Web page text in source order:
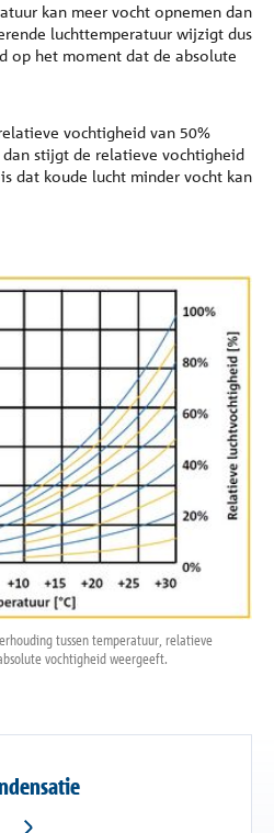
kan meer vocht opnemen dan
luchttemperatuur wijzigt dus
op het moment dat de absolute
vochtigheid van 50%
stijgt de relatieve vochtigheid
dat koude lucht minder vocht kan
tussen temperatuur, relatieve
vochtigheid weergeeft.